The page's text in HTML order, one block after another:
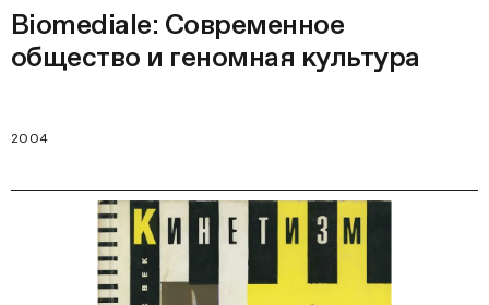
Biomediale: Современное
общество и геномная культура
2004